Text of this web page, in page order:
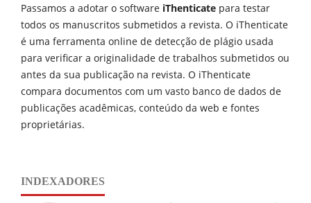
Passamos a adotar o software iThenticate para testar
todos os manuscritos submetidos a revista. O iThenticate
é uma ferramenta online de detecção de plágio usada
para verificar a originalidade de trabalhos submetidos ou
antes da sua publicação na revista. O iThenticate
compara documentos com um vasto banco de dados de
publicações acadêmicas, conteúdo da web e fontes
proprietárias.
INDEXADORES